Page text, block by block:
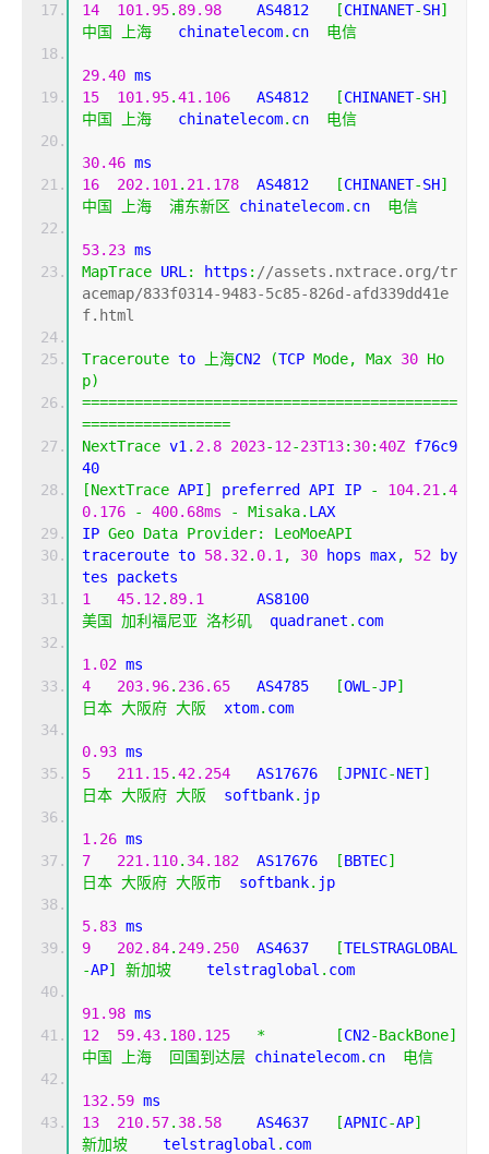
14
101.95. 89.98
    AS4812
[CHINANET-SH]
中国
上海
   chinatelecom
. cn 电信
29.40 ms
15
101.95.41.106
   AS4812
[CHINANET-SH]
中国
上海
   chinatelecom
. cn 电信
30.46 ms
16
202.101 . 21.178
  AS4812
[CHINANET-SH]
中国
上海 浦东新区 chinatelecom. cn 电信
53.23 ms
MapTrace URL : https : //assets.nxtrace.org/tr
acemap/833f0314-9483-5c85-826d-afd339dd41e
f.html
Traceroute to 上海CN2 (TCP Mode, Max 30 Ho
p)
===========================================
=================
NextTrace v1 . 2.8 2023-12-23T13: 30:40Z f76c9
40
[NextTrace API] preferred API IP - 104.21 .4
0.176
- 400.68ms - Misaka. LAX
IP Geo Data Provider:
LeoMoeAPI
traceroute to 58.32. 0.1 , 30 hops max, 52 by
tes packets
1
45.12. 89.1
美国
加利福尼亚 洛杉矶
  quadranet
. com
1.02 ms
4
203.96. 236.65
   AS4785
[OWL -JP]
日本 大阪府 大阪
  xtom
. com
0.93 ms
5
211.15.42.254
   AS17676
[JPNIC-NET]
日本 大阪府 大阪
  softbank
. jp
1.26 ms
7
221.110. 34.182
  AS17676
[BBTEC]
日本 大阪府 大阪市
  softbank
. jp
5.83 ms
9
202.84. 249.250
  AS4637
[TELSTRAGLOBAL
-AP] 新加坡
    telstraglobal
. com
91.98 ms
12
59.43. 180.125 * [CN2-BackBone]
中国
上海 回国到达层 chinatelecom. cn 电信
132.59 ms
13
210.57. 38.58
    AS4637
[APNIC-AP]
新加坡
    telstraglobal
. com